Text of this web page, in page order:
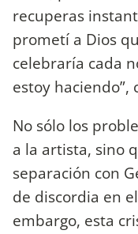
recuperas
prometí a Dios
celebraría cada
estoy haciendo”,
No sólo los
a la artista, sino
separación con
de discordia en
embargo, esta